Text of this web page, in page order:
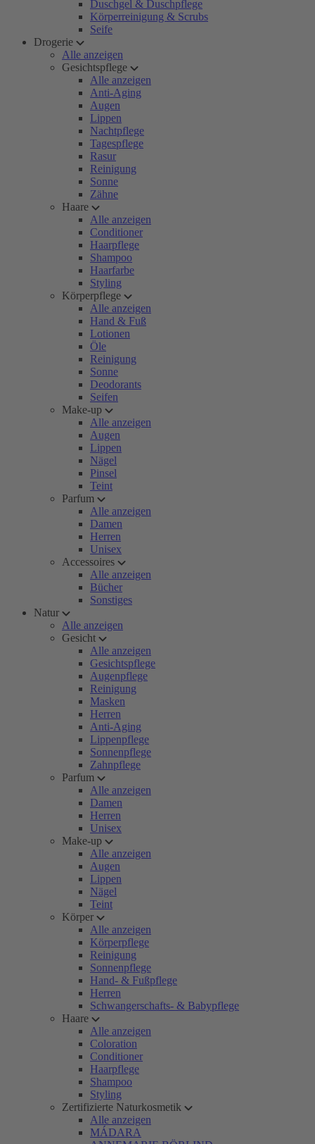
Duschgel & Duschpflege
Körperreinigung & Scrubs
Seife
Drogerie
Alle anzeigen
Gesichtspflege
Alle anzeigen
Anti-Aging
Augen
Lippen
Nachtpflege
Tagespflege
Rasur
Reinigung
Sonne
Zähne
Haare
Alle anzeigen
Conditioner
Haarpflege
Shampoo
Haarfarbe
Styling
Körperpflege
Alle anzeigen
Hand & Fuß
Lotionen
Öle
Reinigung
Sonne
Deodorants
Seifen
Make-up
Alle anzeigen
Augen
Lippen
Nägel
Pinsel
Teint
Parfum
Alle anzeigen
Damen
Herren
Unisex
Accessoires
Alle anzeigen
Bücher
Sonstiges
Natur
Alle anzeigen
Gesicht
Alle anzeigen
Gesichtspflege
Augenpflege
Reinigung
Masken
Herren
Anti-Aging
Lippenpflege
Sonnenpflege
Zahnpflege
Parfum
Alle anzeigen
Damen
Herren
Unisex
Make-up
Alle anzeigen
Augen
Lippen
Nägel
Teint
Körper
Alle anzeigen
Körperpflege
Reinigung
Sonnenpflege
Hand- & Fußpflege
Herren
Schwangerschafts- & Babypflege
Haare
Alle anzeigen
Coloration
Conditioner
Haarpflege
Shampoo
Styling
Zertifizierte Naturkosmetik
Alle anzeigen
MÁDARA